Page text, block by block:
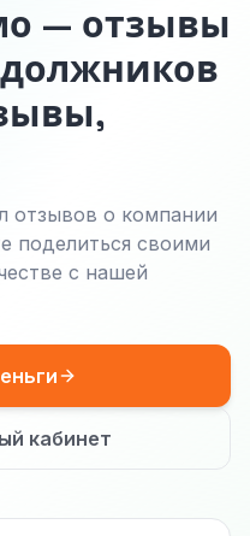
— отзывы
отзывов о компании
поделиться своими
с нашей
кабинет